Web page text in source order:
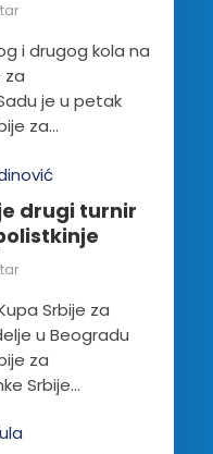
i drugog kola na
za
je u petak
za...
drugi turnir
Srbije za
u Beogradu
za
Srbije...